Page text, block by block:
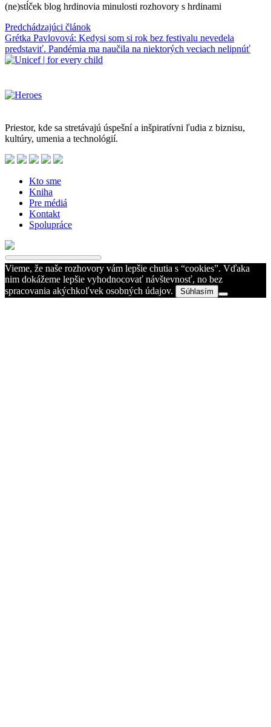
(ne)stĺček blog hrdinovia minulosti rozhovory s hrdinami
Predchádzajúci článok
Grétka Pavlovová: Kedysi som si rok bez festivalu nevedela
predstaviť. Pandémia ma naučila na niektorých veciach nelipnúť
| for every child
Priestor, kde sa stretávajú úspešní a inšpiratívni ľudia z biznisu,
kultúry, umenia a technológií.
Kto sme
Kniha
Pre médiá
Kontakt
Spolupráce
Vieme, že naše rozhovory vám lepšie chutia s “cookies”. Vďaka
nim dokážeme lepšie vyhodnocovať návštevnosť, no bez
spracovania akýchkoľvek osobných údajov.
Súhlasím